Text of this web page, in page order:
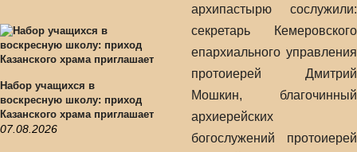
Набор учащихся в
воскресную школу: приход
Казанского храма приглашает
07.08.2026
архипастырю сослужили:
секретарь Кемеровского
епархиального управления
протоиерей Дмитрий
Мошкин, благочинный
архиерейских
богослужений протоиерей